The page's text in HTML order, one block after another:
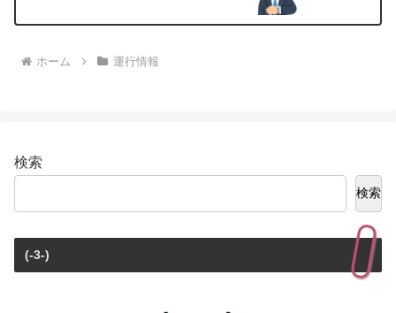
ホーム 運行情報
検索
検索
(-3-)